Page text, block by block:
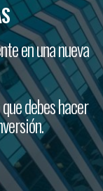
en una nueva
debes hacer